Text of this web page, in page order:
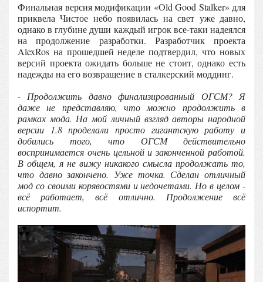
Финальная версия модификации «Old Good Stalker» для
приквела Чистое небо появилась на свет уже давно,
однако в глубине души каждый игрок все-таки надеялся
на продолжение разработки. Разработчик проекта
AlexRos на прошедшей неделе подтвердил, что новых
версий проекта ожидать больше не стоит, однако есть
надежды на его возвращение в сталкерский моддинг.
-Продолжить давно финализированный ОГСМ? Я
даже не представляю, что можно продолжить в
рамках мода. На мой личный взгляд авторы народной
версии 1.8 проделали просто гигантскую работу и
добились того, что ОГСМ действительно
воспринимается очень цельной и законченной работой.
В общем, я не вижу никакого смысла продолжать то,
что давно закончено. Уже точка. Сделан отличный
мод со своими корявостями и недочетами. Но в целом -
всё работает, всё отлично. Продолжение всё
испортит.